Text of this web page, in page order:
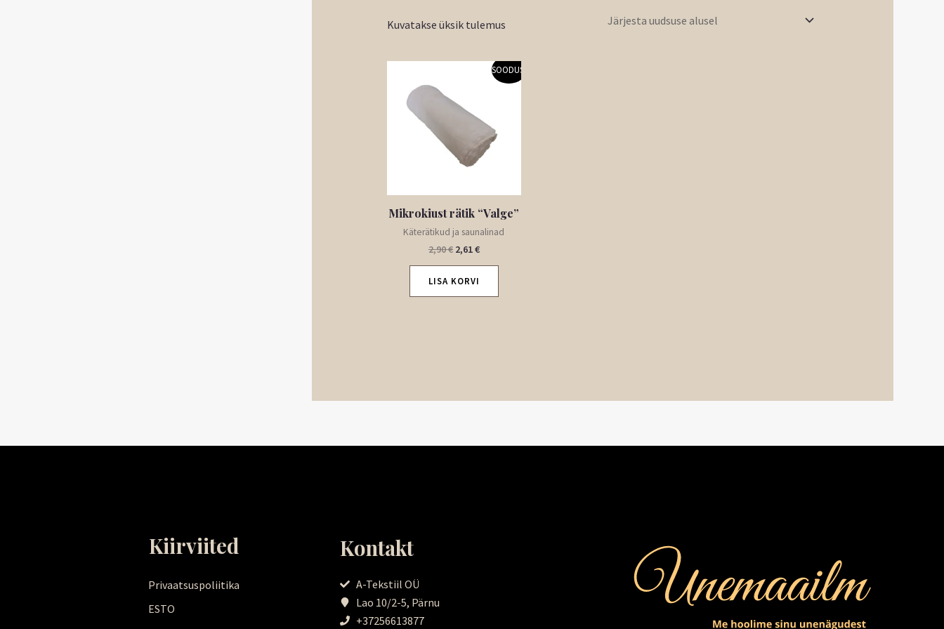
Kuvatakse üksik tulemus
SOODUS!
Mikrokiust rätik “Valge”
Käterätikud ja saunalinad
2,90€
2,90 €.
2,61€
Praegune
hind
LISA KORVI
Kiirviited
Privaatsuspoliitika
ESTO
Kontakt
A-Tekstiil OÜ
Lao 10/2-5, Pärnu
+37256613877